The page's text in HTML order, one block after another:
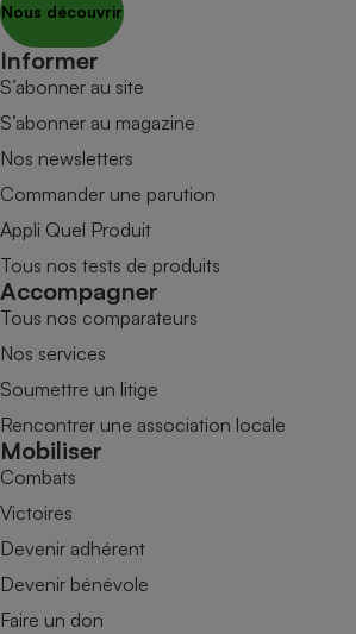
Nous découvrir
Informer
S’abonner au site
S’abonner au magazine
Nos newsletters
Commander une parution
Appli Quel Produit
Tous nos tests de produits
Accompagner
Tous nos comparateurs
Nos services
Soumettre un litige
Rencontrer une association locale
Mobiliser
Combats
Victoires
Devenir adhérent
Devenir bénévole
Faire un don